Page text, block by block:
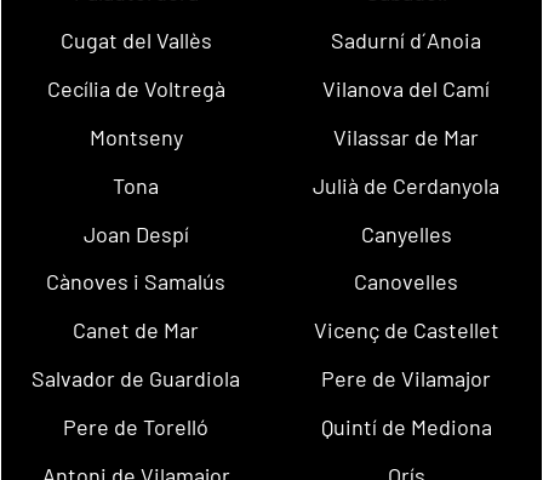
Cugat del Vallès
Sadurní d´Anoia
Cecília de Voltregà
Vilanova del Camí
Montseny
Vilassar de Mar
Tona
Julià de Cerdanyola
Joan Despí
Canyelles
Cànoves i Samalús
Canovelles
Canet de Mar
Vicenç de Castellet
Salvador de Guardiola
Pere de Vilamajor
Pere de Torelló
Quintí de Mediona